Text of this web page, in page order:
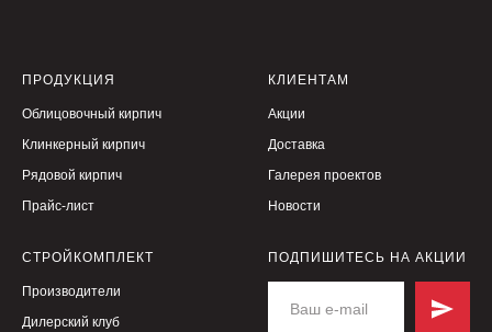
ПРОДУКЦИЯ
Облицовочный кирпич
Клинкерный кирпич
Рядовой кирпич
Прайс-лист
КЛИЕНТАМ
Акции
Доставка
Галерея проектов
Новости
СТРОЙКОМПЛЕКТ
Производители
Дилерский клуб
ПОДПИШИТЕСЬ НА АКЦИИ